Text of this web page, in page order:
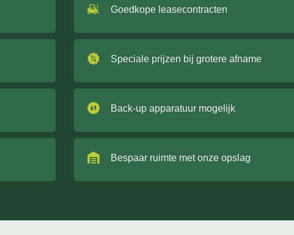
Goedkope leasecontracten
Speciale prijzen bij grotere afname
Back-up apparatuur mogelijk
Bespaar ruimte met onze opslag